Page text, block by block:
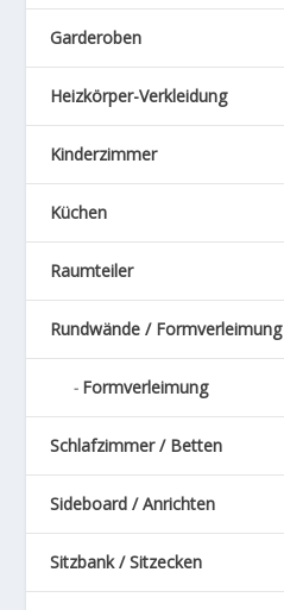
Garderoben
Heizkörper-Verkleidung
Kinderzimmer
Küchen
Raumteiler
Rundwände / Formverleimung
Formverleimung
Schlafzimmer / Betten
Sideboard / Anrichten
Sitzbank / Sitzecken